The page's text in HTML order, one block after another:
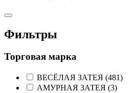
Фильтры
Торговая марка
ВЕСЁЛАЯ ЗАТЕЯ (481)
АМУРНАЯ ЗАТЕЯ (3)